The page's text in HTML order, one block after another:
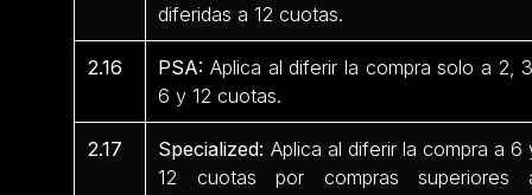
diferidas a 12 cuotas.
2.16 PSA:Aplica al diferir la compra solo a 2,
6 y 12 cuotas.
2.17 Specialized: Aplica al diferir la compra a 6
12 cuotas por compras superiores